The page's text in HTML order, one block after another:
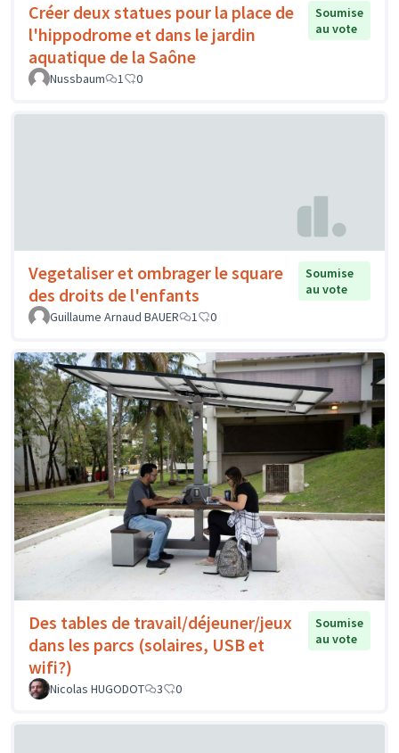
Créer deux statues pour la place de
l'hippodrome et dans le jardin
aquatique de la Saône
Soumise
au vote
Nussbaum 1 0
Vegetaliser et ombrager le square
des droits de l'enfants
Soumise
au vote
Guillaume Arnaud BAUER
1 0
Des tables de travail/déjeuner/jeux
dans les parcs (solaires, USB et
wifi?)
Soumise
au vote
Nicolas HUGODOT 3 0